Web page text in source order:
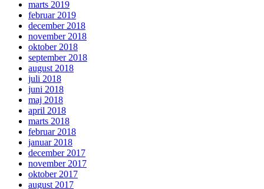
marts 2019
februar 2019
december 2018
november 2018
oktober 2018
september 2018
august 2018
juli 2018
juni 2018
maj 2018
april 2018
marts 2018
februar 2018
januar 2018
december 2017
november 2017
oktober 2017
august 2017